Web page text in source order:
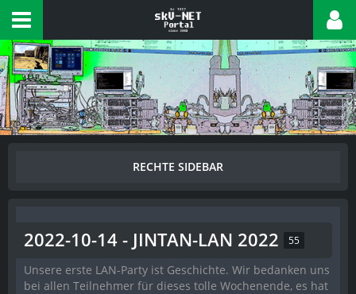
2022-10-14 - JINTAN-LAN 2022 55
Unsere erste LAN-Party ist Geschichte. Wir bedanken uns
bei allen Teilnehmer für dieses tolle Wochenende, es hat